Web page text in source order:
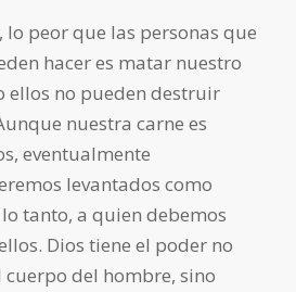
lo peor que las personas que
hacer es matar nuestro
ellos no pueden destruir
nuestra carne es
eventualmente
levantados como
tanto, a quien debemos
Dios tiene el poder no
del hombre, sino